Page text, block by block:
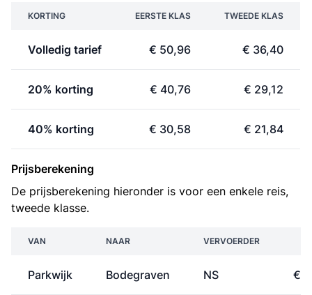
KORTING EERSTE KLAS TWEEDE KLAS
Volledig tarief € 50,96 € 36,40
20% korting € 40,76 € 29,12
40% korting € 30,58 € 21,84
Prijsberekening
De prijsberekening hieronder is voor een enkele reis,
tweede klasse.
VAN NAAR VERVOERDER
Parkwijk Bodegraven NS €